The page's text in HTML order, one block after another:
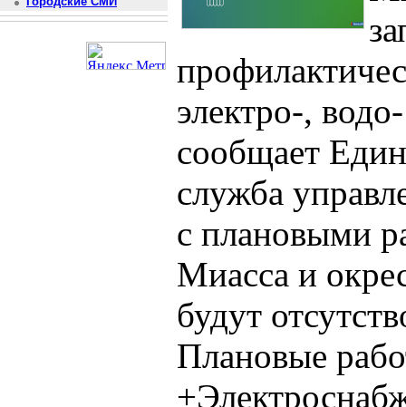
электро-,
сообщает
служба
с плановыми
Миасса и
будут
Плановые